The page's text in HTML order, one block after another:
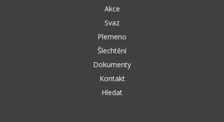
Akce
Svaz
Plemeno
Šlechtění
Dokumenty
Kontakt
Hledat